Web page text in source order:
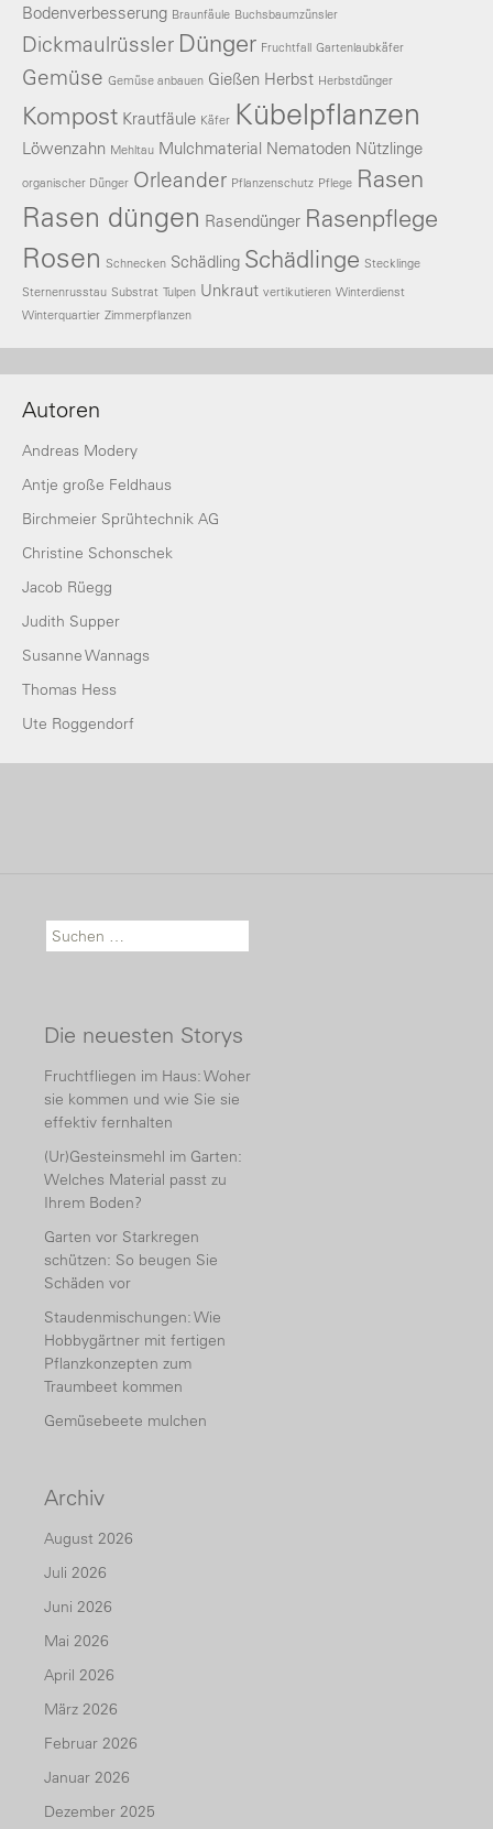
Bodenverbesserung Braunfäule Buchsbaumzünsler
Dickmaulrüssler Dünger Fruchtfall Gartenlaubkäfer
Gemüse Gemüse anbauen Gießen Herbst Herbstdünger
Kompost Krautfäule Käfer Kübelpflanzen
Löwenzahn Mehltau Mulchmaterial Nematoden Nützlinge
organischer Dünger Orleander Pflanzenschutz Pflege Rasen
Rasen düngen Rasendünger Rasenpflege
Rosen Schnecken Schädling Schädlinge Stecklinge
Sternenrusstau Substrat Tulpen Unkraut vertikutieren Winterdienst
Winterquartier Zimmerpflanzen
Autoren
Andreas Modery
Antje große Feldhaus
Birchmeier Sprühtechnik AG
Christine Schonschek
Jacob Rüegg
Judith Supper
Susanne Wannags
Thomas Hess
Ute Roggendorf
Suche nach:
Die neuesten Storys
Fruchtfliegen im Haus: Woher
sie kommen und wie Sie sie
effektiv fernhalten
(Ur)Gesteinsmehl im Garten:
Welches Material passt zu
Ihrem Boden?
Garten vor Starkregen
schützen: So beugen Sie
Schäden vor
Staudenmischungen: Wie
Hobbygärtner mit fertigen
Pflanzkonzepten zum
Traumbeet kommen
Gemüsebeete mulchen
Archiv
August 2026
Juli 2026
Juni 2026
Mai 2026
April 2026
März 2026
Februar 2026
Januar 2026
Dezember 2025